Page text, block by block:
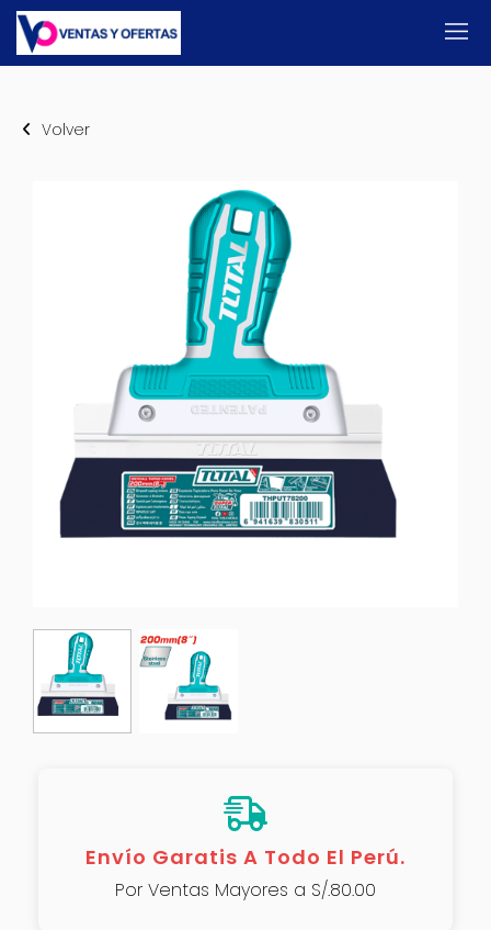
Volver
Envío Garatis A Todo El Perú.
Por Ventas Mayores a S/.80.00